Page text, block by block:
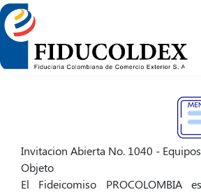
Pasar
al
contenido
principal
Invitacion Abierta No. 1040 -
Objeto
El Fideicomiso PROCOLOMBIA